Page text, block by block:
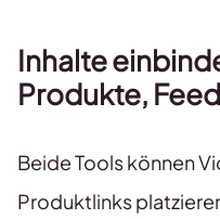
Inhalte
Produkte,
Beide Tools können
Produktlinks